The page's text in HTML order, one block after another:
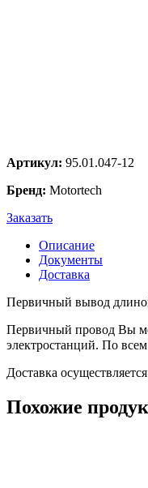
Артикул: 95.01.047-12
Бренд: Motortech
Заказать
Описание
Документы
Доставка
Первичный вывод
Первичный провод Вы
электростанций. По
Доставка
Похожие